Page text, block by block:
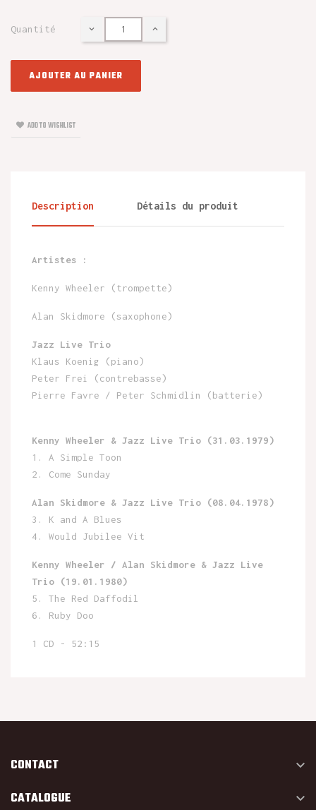
Quantité
AJOUTER AU PANIER
ADD TO WISHLIST
Description Détails du produit
Artistes :
Kenny Wheeler (trompette)
Alan Skidmore (saxophone)
Jazz Live Trio
Klaus Koenig (piano)
Peter Frei (contrebasse)
Pierre Favre / Peter Schmidlin (batterie)
Kenny Wheeler & Jazz Live Trio (31.03.1979)
1. A Simple Toon
2. Come Sunday
Alan Skidmore & Jazz Live Trio
(08.04.1978)
3. K and A Blues
4. Would Jubilee Vit
Kenny Wheeler / Alan Skidmore & Jazz Live
Trio (19.01.1980)
5. The Red Daffodil
6. Ruby Doo
1 CD - 52:15
CONTACT 
CATALOGUE 